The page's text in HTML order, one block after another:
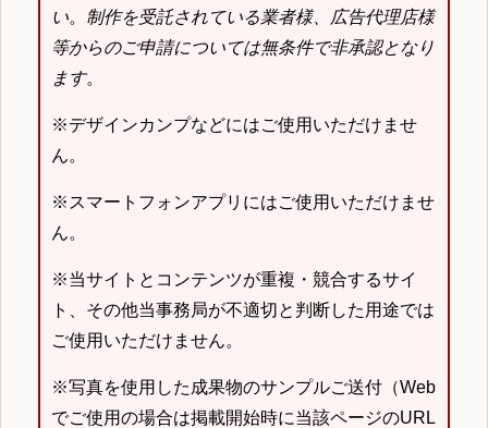
い。 制作を受託されている業者様、広告代理店様
等からのご申請については無条件で非承認となり
ます。
※デザインカンプなどにはご使用いただけませ
ん。
※スマートフォンアプリにはご使用いただけませ
ん。
※当サイトとコンテンツが重複・競合するサイ
ト、その他当事務局が不適切と判断した用途では
ご使用いただけません。
※写真を使用した成果物のサンプルご送付（Web
でご使用の場合は掲載開始時に当該ページのURL